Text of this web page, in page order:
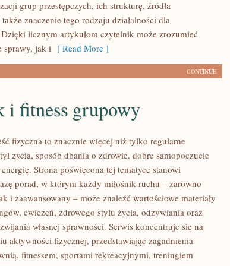
grup przestępczych, ich strukturę, źródła
znaczenie tego rodzaju działalności dla
Dzięki licznym artykułom czytelnik może zrozumieć
sprawy, jak i [ Read More ]
CONTINUE
i fitness grupowy
fizyczna to znacznie więcej niż tylko regularne
życia, sposób dbania o zdrowie, dobre samopoczucie
Strona poświęcona tej tematyce stanowi
porad, w którym każdy miłośnik ruchu – zarówno
i zaawansowany – może znaleźć wartościowe materiały
ćwiczeń, zdrowego stylu życia, odżywiania oraz
własnej sprawności. Serwis koncentruje się na
aktywności fizycznej, przedstawiając zagadnienia
fitnessem, sportami rekreacyjnymi, treningiem